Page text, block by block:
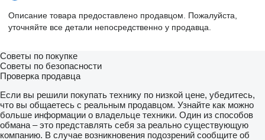
Описание товара предоставлено продавцом. Пожалуйста,
уточняйте все детали непосредственно у продавца.
Советы по покупке
Советы по безопасности
Проверка продавца
Если вы решили покупать технику по низкой цене, убедитесь,
что вы общаетесь с реальным продавцом. Узнайте как можно
больше информации о владельце техники. Один из способов
обмана – это представлять себя за реально существующую
компанию. В случае возникновения подозрений сообщите об